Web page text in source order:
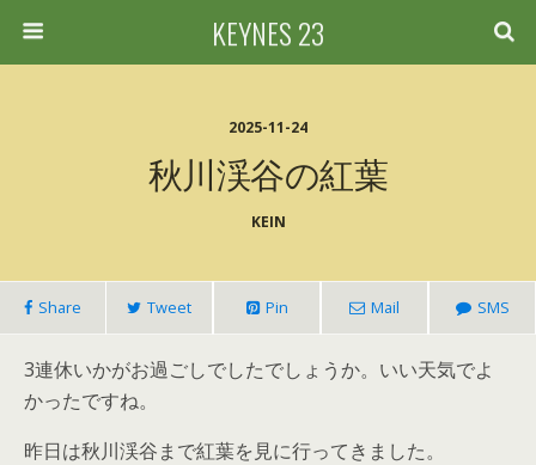
KEYNES 23
2025-11-24
秋川渓谷の紅葉
KEIN
Share Tweet Pin Mail SMS
3連休いかがお過ごしでしたでしょうか。いい天気でよ
かったですね。
昨日は秋川渓谷まで紅葉を見に行ってきました。